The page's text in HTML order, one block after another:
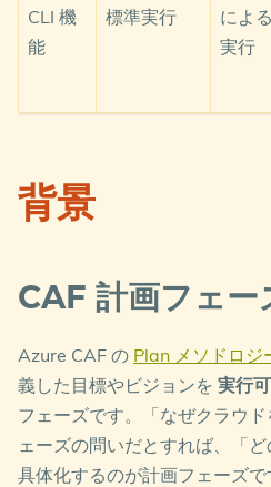
CLI 機
能
標準実行
によ
実行
背景
CAF 計画フェー
Azure CAF の Plan メソドロジ
義した目標やビジョンを 実行
フェーズです。「なぜクラウ
ェーズの問いだとすれば、「
具体化するのが計画フェーズで